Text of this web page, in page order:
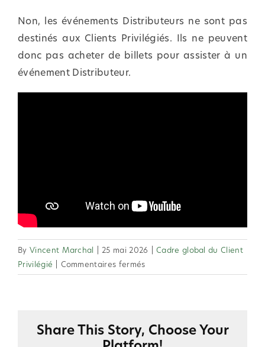
Non, les événements Distributeurs ne sont pas
destinés aux Clients Privilégiés. Ils ne peuvent
donc pas acheter de billets pour assister à un
événement Distributeur.
By Vincent Marchal 25 mai 2026
Cadre global du Client
Privilégié
Commentaires ferméssur
2.31
peut-
Share This Story, Choose Your